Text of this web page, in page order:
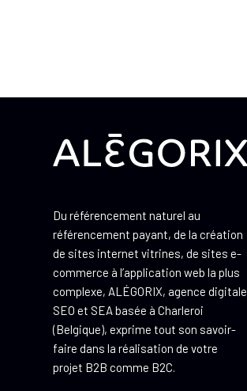
Du référencement naturel au
référencement payant, de la création
de sites internet vitrines, de sites e-
commerce à l’application web la plus
complexe, ALÉGORIX, agence digitale
SEO et SEA basée à Charleroi
(Belgique), exprime tout son savoir-
faire dans la réalisation de votre
projet B2B comme B2C.